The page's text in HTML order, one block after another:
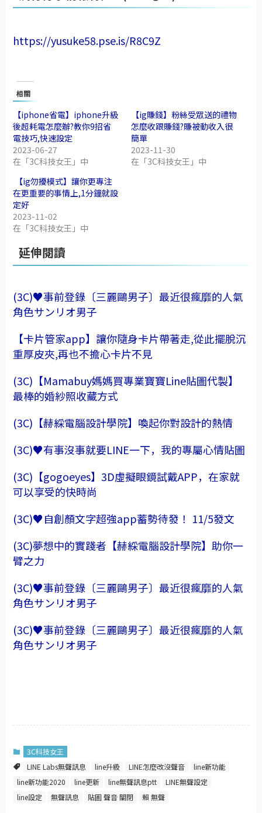
https://yusuke58.pse.is/R8C9Z
相關
【iphone省電】iphone升級
後超耗電怎麼辦?教你9招省
電技巧,快速設定
2023-06-27
在「3C科技女王」中
【ig賺錢】粉絲受眾送的禮物
怎麼收跟賺錢?賺被動收入很
簡單
2023-11-30
在「3C科技女王」中
【ig勿擾模式】讓你更專注
在更重要的事情上,1分鐘就設
定好
2023-11-02
在「3C科技女王」中
延伸閱讀
(3C)♥事前登錄〔三麗鷗男子〕最近很瘋靡的人氣
角色サンリオ男子
【卡片管家app】讓你隨身卡片帶著走,從此擺脫沉
重厚皮夾,再也不擔心卡片不見
(3C)【Mamabuy媽媽買專業寶寶Line貼圖代製】
最棒的婚紗照收藏方式
(3C)【赫綵電腦設計學院】喚起你對設計的熱情
(3C)♥有事沒事就要LINE一下，我的專屬心情貼圖
(3C)【gogoeyes】3D虛擬眼鏡試戴APP，在家就
可以享受的快時尚
(3C)♥自創顏文字超強app蓄勢待發！ 11/5發文
(3C)夢想中的實踐者【赫綵電腦設計學院】助你一
臂之力
(3C)♥事前登錄〔三麗鷗男子〕最近很瘋靡的人氣
角色サンリオ男子
(3C)♥事前登錄〔三麗鷗男子〕最近很瘋靡的人氣
角色サンリオ男子
3C科技女王
LINE Labs無聲訊息
line升級 LINE怎麼改沒聲音
line新功能
line新功能2020
line更新 line無聲訊息ptt
LINE無聲設定
line設定
無聲訊息 貼圖 聲音 關閉 賴 無聲